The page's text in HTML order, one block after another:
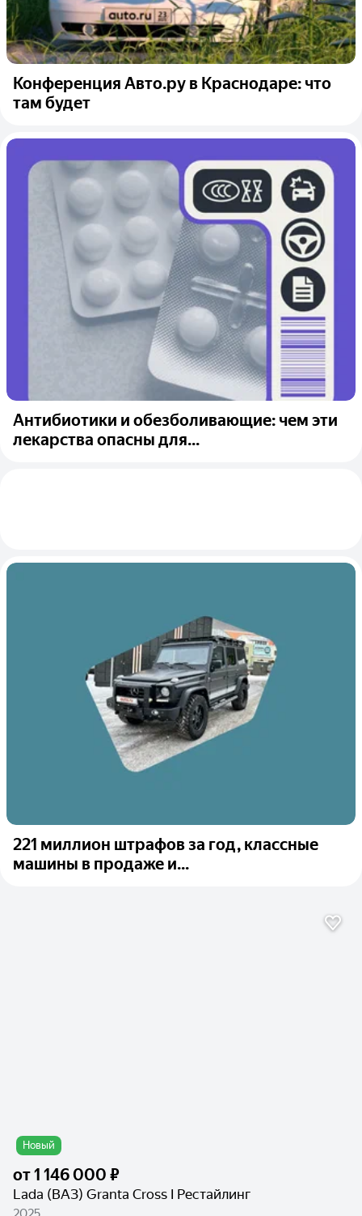
Конференция Авто.ру в Краснодаре: что
там будет
Антибиотики и обезболивающие: чем эти
лекарства опасны для...
221 миллион штрафов за год, классные
машины в продаже и...
Новый
от1 146 000 ₽
Lada (ВАЗ) Granta Cross I Рестайлинг